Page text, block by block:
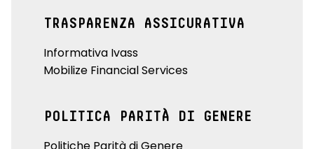
TRASPARENZA ASSICURATIVA
Informativa Ivass
Mobilize Financial Services
POLITICA PARITÀ DI GENERE
Politiche Parità di Genere